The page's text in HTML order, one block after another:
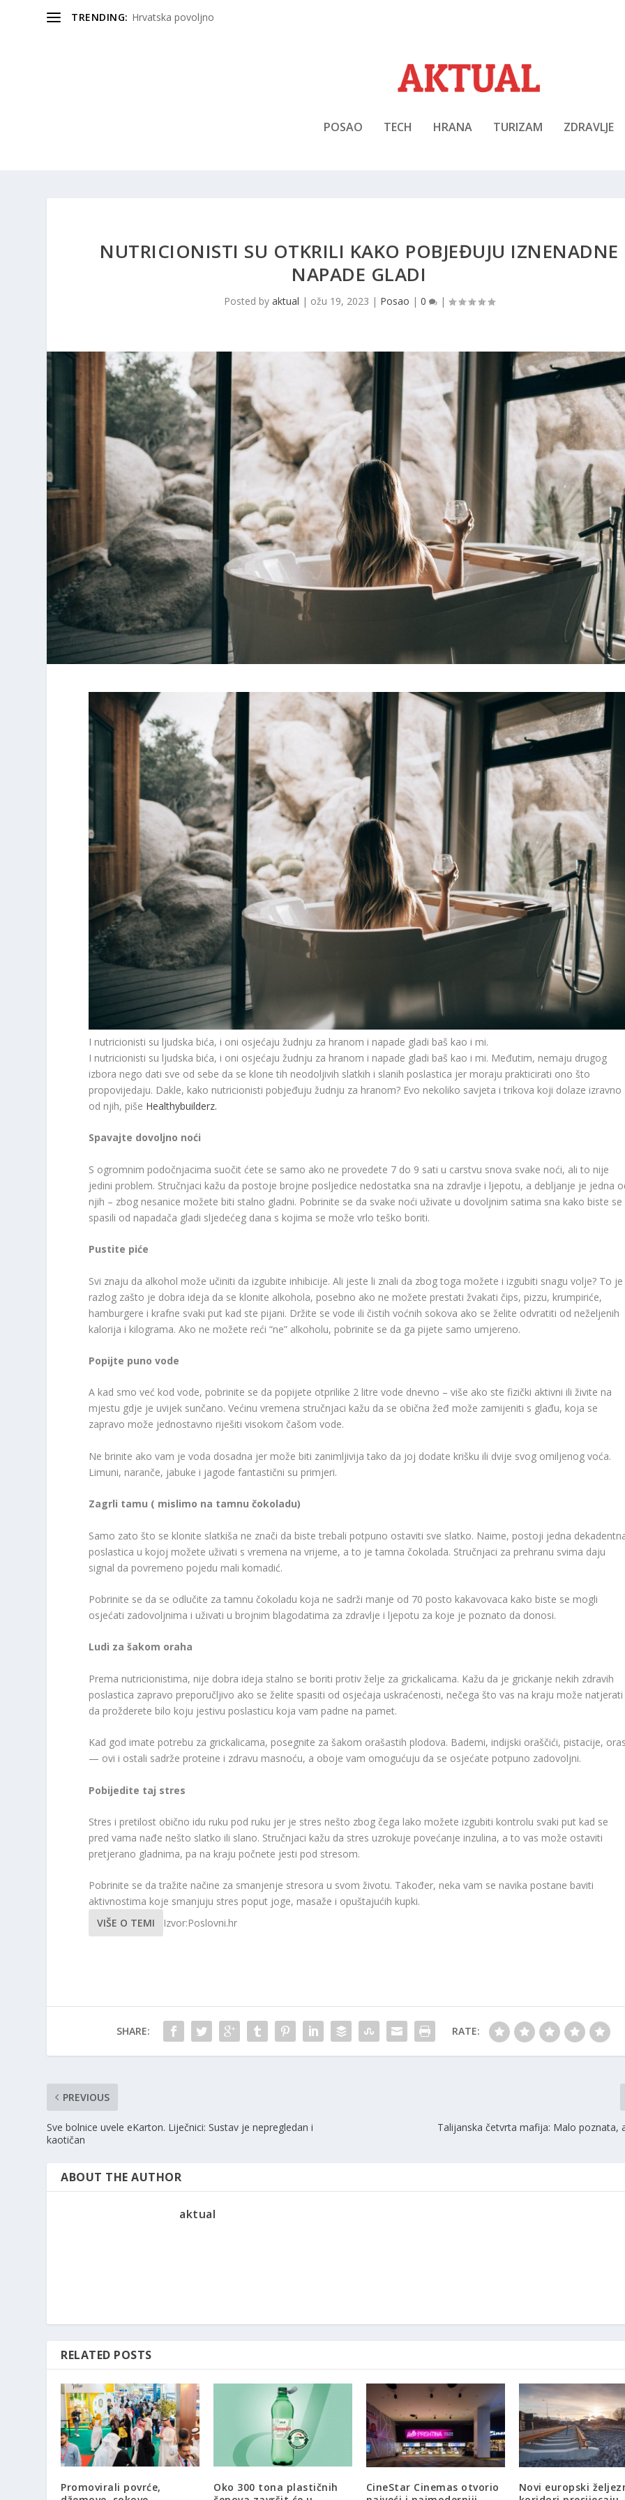
TRENDING: Hrvatska povoljno
POSAO TECH HRANA TURIZAM ZDRAVLJE
NUTRICIONISTI SU OTKRILI KAKO POBJEĐUJU IZNENADNE
NAPADE GLADI
Posted by aktual | ožu 19, 2023 | Posao | 0 |
I nutricionisti su ljudska bića, i oni osjećaju žudnju za hranom i napade gladi baš kao i mi.
I nutricionisti su ljudska bića, i oni osjećaju žudnju za hranom i napade gladi baš kao i mi. Međutim, nemaju drugog
izbora nego dati sve od sebe da se klone tih neodoljivih slatkih i slanih poslastica jer moraju prakticirati ono što
propovijedaju. Dakle, kako nutricionisti pobjeđuju žudnju za hranom? Evo nekoliko savjeta i trikova koji dolaze izravno
od njih, piše Healthybuilderz.
Spavajte dovoljno noći
S ogromnim podočnjacima suočit ćete se samo ako ne provedete 7 do 9 sati u carstvu snova svake noći, ali to nije
jedini problem. Stručnjaci kažu da postoje brojne posljedice nedostatka sna na zdravlje i ljepotu, a debljanje je jedna
njih – zbog nesanice možete biti stalno gladni. Pobrinite se da svake noći uživate u dovoljnim satima sna kako biste se
spasili od napadača gladi sljedećeg dana s kojima se može vrlo teško boriti.
Pustite piće
Svi znaju da alkohol može učiniti da izgubite inhibicije. Ali jeste li znali da zbog toga možete i izgubiti snagu volje? To je
razlog zašto je dobra ideja da se klonite alkohola, posebno ako ne možete prestati žvakati čips, pizzu, krumpiriće,
hamburgere i krafne svaki put kad ste pijani. Držite se vode ili čistih voćnih sokova ako se želite odvratiti od neželjenih
kalorija i kilograma. Ako ne možete reći “ne” alkoholu, pobrinite se da ga pijete samo umjereno.
Popijte puno vode
A kad smo već kod vode, pobrinite se da popijete otprilike 2 litre vode dnevno – više ako ste fizički aktivni ili živite na
mjestu gdje je uvijek sunčano. Većinu vremena stručnjaci kažu da se obična žeđ može zamijeniti s glađu, koja se
zapravo može jednostavno riješiti visokom čašom vode.
Ne brinite ako vam je voda dosadna jer može biti zanimljivija tako da joj dodate krišku ili dvije svog omiljenog voća.
Limuni, naranče, jabuke i jagode fantastični su primjeri.
Zagrli tamu ( mislimo na tamnu čokoladu)
Samo zato što se klonite slatkiša ne znači da biste trebali potpuno ostaviti sve slatko. Naime, postoji jedna
poslastica u kojoj možete uživati ​​s vremena na vrijeme, a to je tamna čokolada. Stručnjaci za prehranu svima daju
signal da povremeno pojedu mali komadić.
Pobrinite se da se odlučite za tamnu čokoladu koja ne sadrži manje od 70 posto kakavovaca kako biste se mogli
osjećati zadovoljnima i uživati ​​u brojnim blagodatima za zdravlje i ljepotu za koje je poznato da donosi.
Ludi za šakom oraha
Prema nutricionistima, nije dobra ideja stalno se boriti protiv želje za grickalicama. Kažu da je grickanje nekih zdravih
poslastica zapravo preporučljivo ako se želite spasiti od osjećaja uskraćenosti, nečega što vas na kraju može natjerati
da prožderete bilo koju jestivu poslasticu koja vam padne na pamet.
Kad god imate potrebu za grickalicama, posegnite za šakom orašastih plodova. Bademi, indijski oraščići, pistacije,
— ovi i ostali sadrže proteine ​​i zdravu masnoću, a oboje vam omogućuju da se osjećate potpuno zadovoljni.
Pobijedite taj stres
Stres i pretilost obično idu ruku pod ruku jer je stres nešto zbog čega lako možete izgubiti kontrolu svaki put kad se
pred vama nađe nešto slatko ili slano. Stručnjaci kažu da stres uzrokuje povećanje inzulina, a to vas može ostaviti
pretjerano gladnima, pa na kraju počnete jesti pod stresom.
Pobrinite se da tražite načine za smanjenje stresora u svom životu. Također, neka vam se navika postane baviti
aktivnostima koje smanjuju stres poput joge, masaže i opuštajućih kupki.
VIŠE O TEMI
Izvor:Poslovni.hr
SHARE: RATE:
PREVIOUS
Sve bolnice uvele eKarton. Liječnici: Sustav je nepregledan i
kaotičan
Talijanska četvrta mafija: Malo poznata,
ABOUT THE AUTHOR
aktual
RELATED POSTS
Promovirali povrće,
Oko 300 tona plastičnih
CineStar Cinemas otvorio
Novi europski